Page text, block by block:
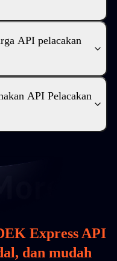
API pelacakan
API Pelacakan
Express API
dan mudah